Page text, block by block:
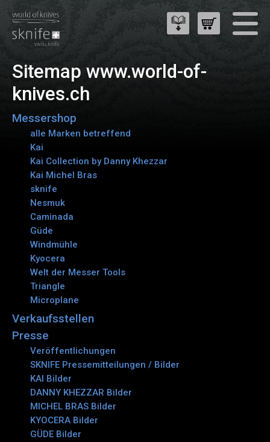
Sitemap www.world-of-
knives.ch
Messershop
alle Marken betreffend
Kai
Kai Collection by Danny Khezzar
Kai Michel Bras
sknife
Nesmuk
Caminada
Güde
Windmühle
Kyocera
Welt der Messer Tools
Triangle
Microplane
Verkaufsstellen
Presse
Veröffentlichungen
SKNIFE Pressemitteilungen / Bilder
KAI Bilder
DANNY KHEZZAR Bilder
MICHEL BRAS Bilder
KYOCERA Bilder
GÜDE Bilder